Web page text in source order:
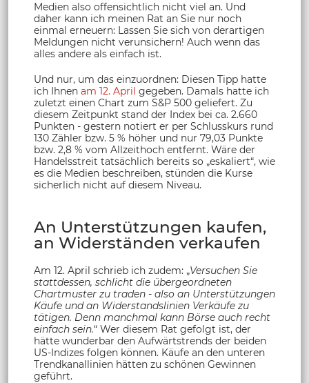
Medien also offensichtlich nicht viel an. Und
daher kann ich meinen Rat an Sie nur noch
einmal erneuern: Lassen Sie sich von derartigen
Meldungen nicht verunsichern! Auch wenn das
alles andere als einfach ist.
Und nur, um das einzuordnen: Diesen Tipp hatte
ich Ihnen am 12. April gegeben. Damals hatte ich
zuletzt einen Chart zum S&P 500 geliefert. Zu
diesem Zeitpunkt stand der Index bei ca. 2.660
Punkten - gestern notiert er per Schlusskurs rund
130 Zähler bzw. 5 % höher und nur 79,03 Punkte
bzw. 2,8 % vom Allzeithoch entfernt. Wäre der
Handelsstreit tatsächlich bereits so „eskaliert“, wie
es die Medien beschreiben, stünden die Kurse
sicherlich nicht auf diesem Niveau.
An Unterstützungen kaufen,
an Widerständen verkaufen
Am 12. April schrieb ich zudem: „Versuchen Sie
stattdessen, schlicht die übergeordneten
Chartmuster zu traden - also an Unterstützungen
Käufe und an Widerstandslinien Verkäufe zu
tätigen. Denn manchmal kann Börse auch recht
einfach sein.“ Wer diesem Rat gefolgt ist, der
hätte wunderbar den Aufwärtstrends der beiden
US-Indizes folgen können. Käufe an den unteren
Trendkanallinien hätten zu schönen Gewinnen
geführt.